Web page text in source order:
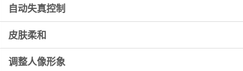
自动失真控制
皮肤柔和
调整人像形象